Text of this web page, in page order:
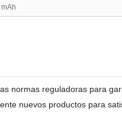
normas reguladoras para
nuevos productos para